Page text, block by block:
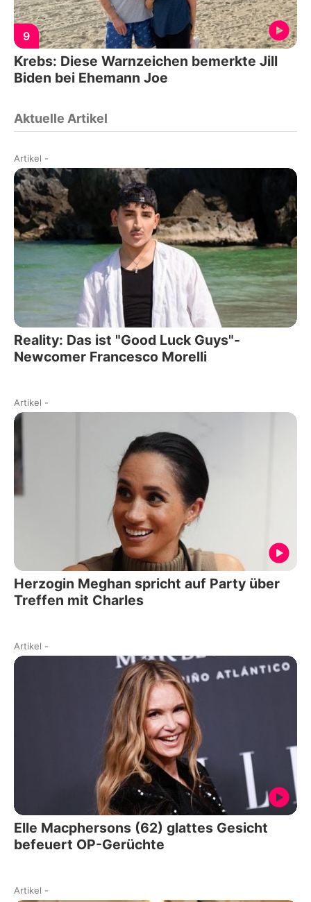
9
Krebs: Diese Warnzeichen bemerkte Jill
Biden bei Ehemann Joe
Aktuelle Artikel
Artikel -
Reality: Das ist "Good Luck Guys"-
Newcomer Francesco Morelli
Artikel -
Herzogin Meghan spricht auf Party über
Treffen mit Charles
Artikel -
Elle Macphersons (62) glattes Gesicht
befeuert OP-Gerüchte
Artikel -